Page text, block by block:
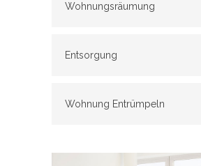
Wohnungsräumung
Entsorgung
Wohnung Entrümpeln